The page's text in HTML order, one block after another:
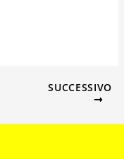
SUCCESSIVO